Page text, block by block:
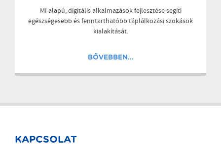
MI alapú, digitális alkalmazások fejlesztése segíti
egészségesebb és fenntarthatóbb táplálkozási szokások
kialakítását.
BŐVEBBEN...
KAPCSOLAT